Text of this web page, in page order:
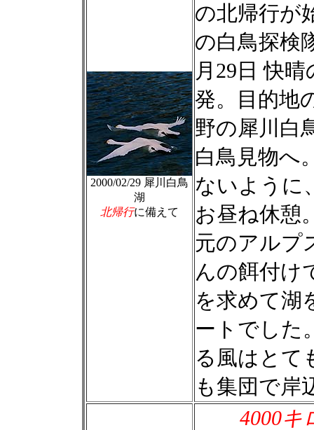
2000/02/29 犀川白鳥
湖
北帰行に備えて
の北帰行が
の白鳥探検
月29日 快
発。目的地
野の犀川白
白鳥見物へ
ないように
お昼ね休憩
元のアルプ
んの餌付け
を求めて湖
ートでした
る風はとて
も集団で岸
4000キ